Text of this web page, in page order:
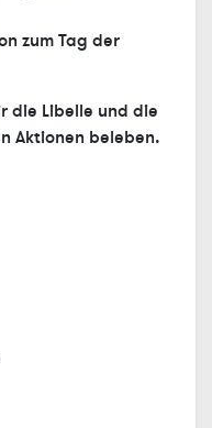
zum Tag der
die Libelle und die
Aktionen beleben.
eingeladen.